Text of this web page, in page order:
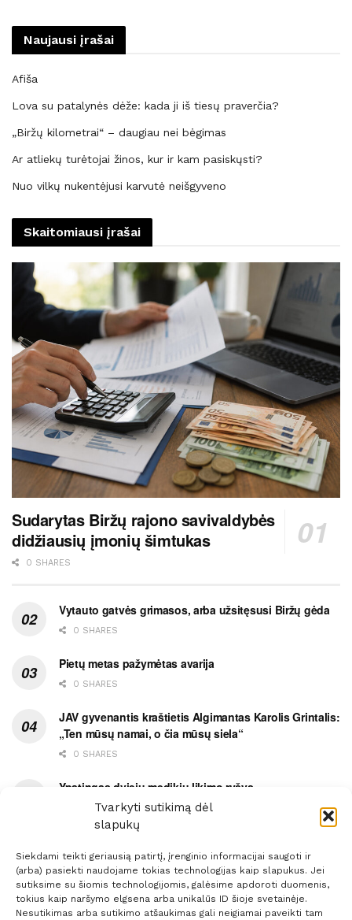
Tvarkyti sutikimą dėl
slapukų
Siekdami teikti geriausią patirtį, įrenginio informacijai saugoti ir
(arba) pasiekti naudojame tokias technologijas kaip slapukus. Jei
sutiksime su šiomis technologijomis, galėsime apdoroti duomenis,
tokius kaip naršymo elgsena arba unikalūs ID šioje svetainėje.
Nesutikimas arba sutikimo atšaukimas gali neigiamai paveikti tam
Naujausi įrašai
Afiša
Lova su patalynės dėže: kada ji iš tiesų praverčia?
„Biržų kilometrai“ – daugiau nei bėgimas
Ar atliekų turėtojai žinos, kur ir kam pasiskųsti?
Nuo vilkų nukentėjusi karvutė neišgyveno
Skaitomiausi įrašai
Sudarytas Biržų rajono savivaldybės
didžiausių įmonių šimtukas
0 SHARES
Vytauto gatvės grimasos, arba užsitęsusi Biržų gėda
0 SHARES
Pietų metas pažymėtas avarija
0 SHARES
JAV gyvenantis kraštietis Algimantas Karolis Grintalis:
„Ten mūsų namai, o čia mūsų siela“
0 SHARES
Ypatingas dviejų medikių likimo ryšys
0 SHARES
Prenumerata Reklama Taisyklės Kontaktai